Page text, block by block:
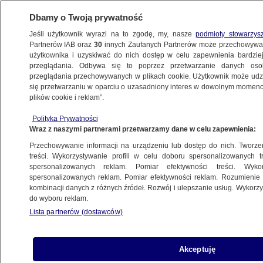
WYBORY 2025
przed Trzaskowskim
11.04.2025, 22:26
Udostępnij
Dbamy o Twoją prywatność
Jeśli użytkownik wyrazi na to zgodę, my, naszepodmioty
Partnerów IAB oraz30 innych Zaufanych Partnerów może
użytkownika i uzyskiwać do nich dostęp w celu zapewnienia
przeglądania. Odbywa się to poprzez przetwarzanie danych
przeglądania przechowywanych w plikach cookie. Użytkownik może
się przetwarzaniu w oparciu o uzasadniony interes w dowolnym
plików cookie i reklam”.
Polityka Prywatności
Wraz z naszymi partnerami przetwarzamy dane w celu zapewnienia:
Przechowywanie informacji na urządzeniu lub dostęp do nich.
treści. Wykorzystywanie profili w celu doboru spersonalizowanych
spersonalizowanych reklam. Pomiar efektywności treści.
spersonalizowanych reklam. Pomiar efektywności reklam.
kombinacji danych z różnych źródeł. Rozwój i ulepszanie usług.
do wyboru reklam.
Lista partnerów (dostawców)
Akceptuję